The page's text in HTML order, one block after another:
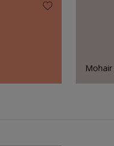
Mohair